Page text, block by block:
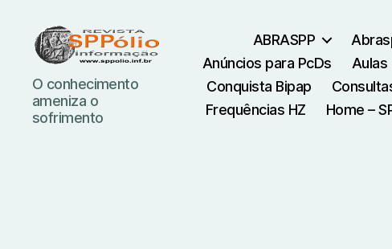
SPpólio
informação
O conhecimento
ameniza o
sofrimento
ABRASPP
Anúncios para PcDs
Aulas
Conquista Bipap
Frequências HZ
Home –